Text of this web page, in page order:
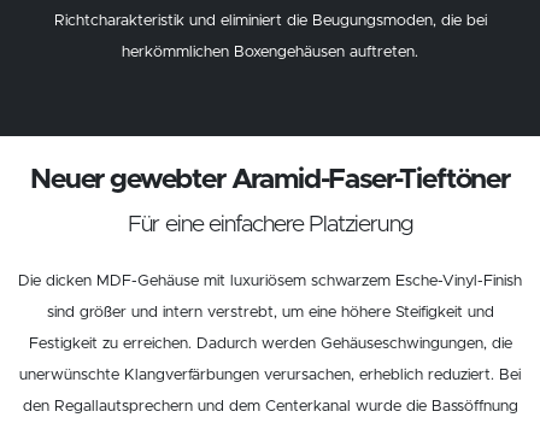
Richtcharakteristik und eliminiert die Beugungsmoden, die bei
herkömmlichen Boxengehäusen auftreten.
Neuer gewebter Aramid-Faser-Tieftöner
Für eine einfachere Platzierung
Die dicken MDF-Gehäuse mit luxuriösem schwarzem Esche-Vinyl-Finish
sind größer und intern verstrebt, um eine höhere Steifigkeit und
Festigkeit zu erreichen. Dadurch werden Gehäuseschwingungen, die
unerwünschte Klangverfärbungen verursachen, erheblich reduziert. Bei
den Regallautsprechern und dem Centerkanal wurde die Bassöffnung